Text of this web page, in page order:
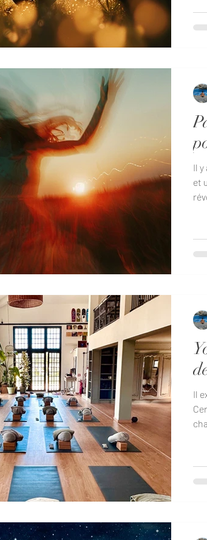
Il
et
Il
et